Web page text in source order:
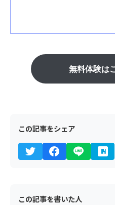
無料体験は
この記事をシェア
この記事を書いた人